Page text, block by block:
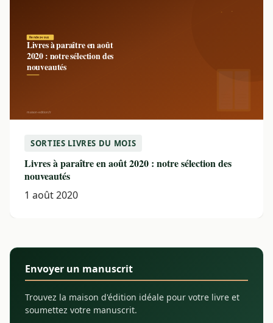
SORTIES LIVRES DU MOIS
Livres à paraître en août 2020 : notre sélection des
nouveautés
1 août 2020
Envoyer un manuscrit
Trouvez la maison d'édition idéale pour votre livre et
soumettez votre manuscrit.